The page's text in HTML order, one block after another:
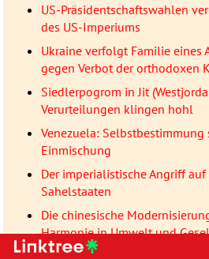
US-Präsidentschaftswahlen
des US-Imperiums
Ukraine verfolgt Familie eines
gegen Verbot der orthodoxen
Siedlerpogrom in Jit
Verurteilungen klingen hohl
Venezuela:
Einmischung
Der imperialistische Angriff
Sahelstaaten
Die chinesische
Harmonie in Umwelt und
Er hatte zwei Babys